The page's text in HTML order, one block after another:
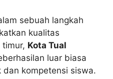
sebuah langkah
kualitas
Kota Tual
luar biasa
kompetensi siswa.